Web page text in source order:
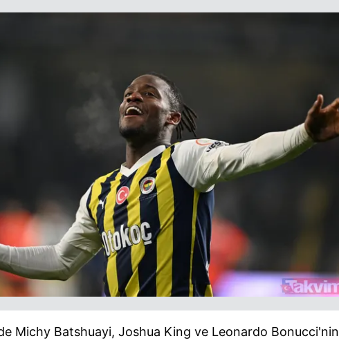
Michy Batshuayi, Joshua King ve Leonardo Bonucci'nin